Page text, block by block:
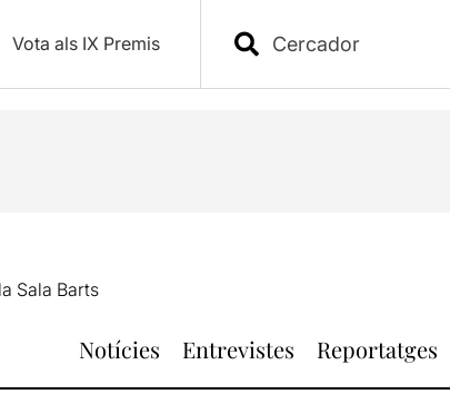
Vota als IX Premis
Sala Barts
Notícies Entrevistes Reportatges